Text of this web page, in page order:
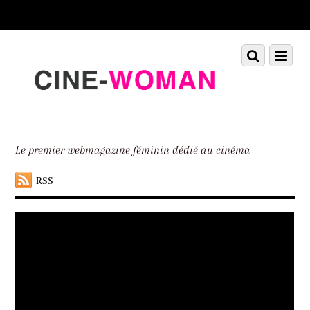
down
Le premier webmagazine féminin dédié au cinéma
RSS
Menu
Scroll
down